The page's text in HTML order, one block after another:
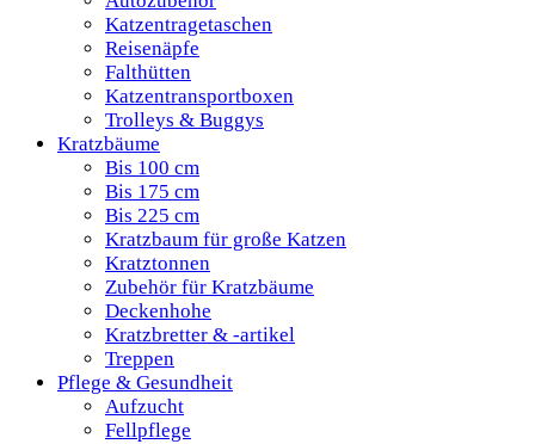
Katzentragetaschen
Reisenäpfe
Falthütten
Katzentransportboxen
Trolleys & Buggys
Kratzbäume
Bis 100 cm
Bis 175 cm
Bis 225 cm
Kratzbaum für große Katzen
Kratztonnen
Zubehör für Kratzbäume
Deckenhohe
Kratzbretter & -artikel
Treppen
Pflege & Gesundheit
Aufzucht
Fellpflege